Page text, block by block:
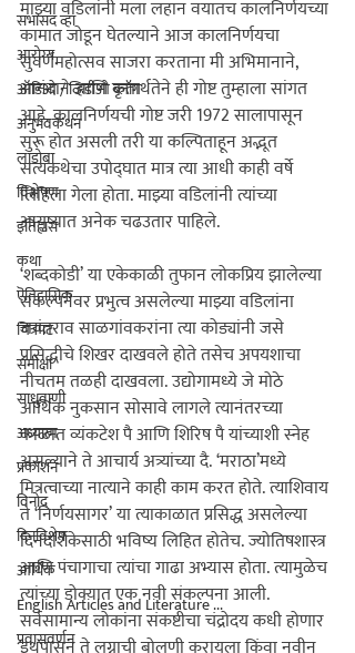
सभासद व्हा
आरोग्य
ऑडिओ / व्हिडीओ ब्लॉग
अनुभवकथन
लाडोबा
विश्लेषण
इतिहास
कथा
ऎतिहासिक
चित्रपट
समीक्षा
साधुवाणी
अध्यात्म
प्रकाशन
विनोद
दिनविशेष
आर्थिक
English Articles and Literature ...
प्रवासवर्णन